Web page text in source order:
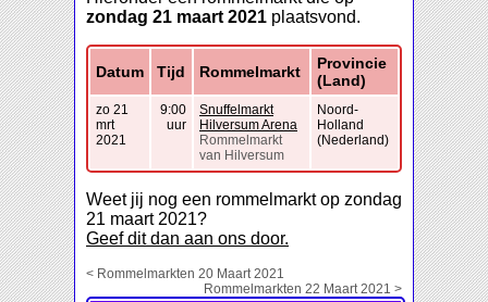
zondag 21 maart 2021 plaatsvond.
Datum Tijd Rommelmarkt
Provincie
(Land)
zo 21
mrt
2021
9:00
uur
Snuffelmarkt
Hilversum Arena
Rommelmarkt
van Hilversum
Noord-
Holland
(Nederland)
Weet jij nog een rommelmarkt op zondag
21 maart 2021?
Geef dit dan aan ons door.
< Rommelmarkten 20 Maart 2021
Rommelmarkten 22 Maart 2021 >